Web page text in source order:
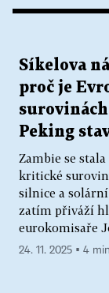
Síkelova
proč je
Peking
Zambie se
kritické
silnice a
zatím přiváží
eurokomisaře
24. 11. 2025 ▪ 4